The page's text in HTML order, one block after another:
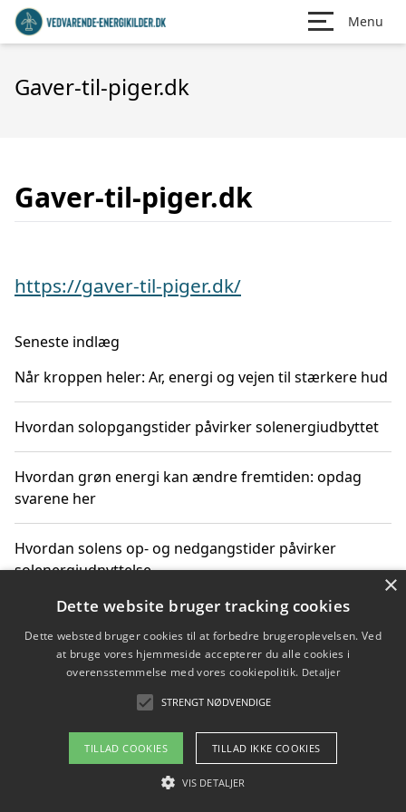
Menu
Gaver-til-piger.dk
Gaver-til-piger.dk
https://gaver-til-piger.dk/
Seneste indlæg
Når kroppen heler: Ar, energi og vejen til stærkere hud
Hvordan solopgangstider påvirker solenergiudbyttet
Hvordan grøn energi kan ændre fremtiden: opdag
svarene her
Hvordan solens op- og nedgangstider påvirker
solenergiudnyttelse
Hvordan du får svar på energispørgsmål om
vedvarende energikilder
Om / kontakt
Blog Betingelser
×
Dette website bruger tracking cookies
Dette websted bruger cookies til at forbedre brugeroplevelsen. Ved
at bruge vores hjemmeside accepterer du alle cookies i
overensstemmelse med vores cookiepolitik. Detaljer
STRENGT NØDVENDIGE
TILLAD COOKIES TILLAD IKKE COOKIES
VIS DETALJER